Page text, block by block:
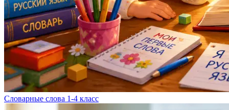
Словарные слова 1-4 класс